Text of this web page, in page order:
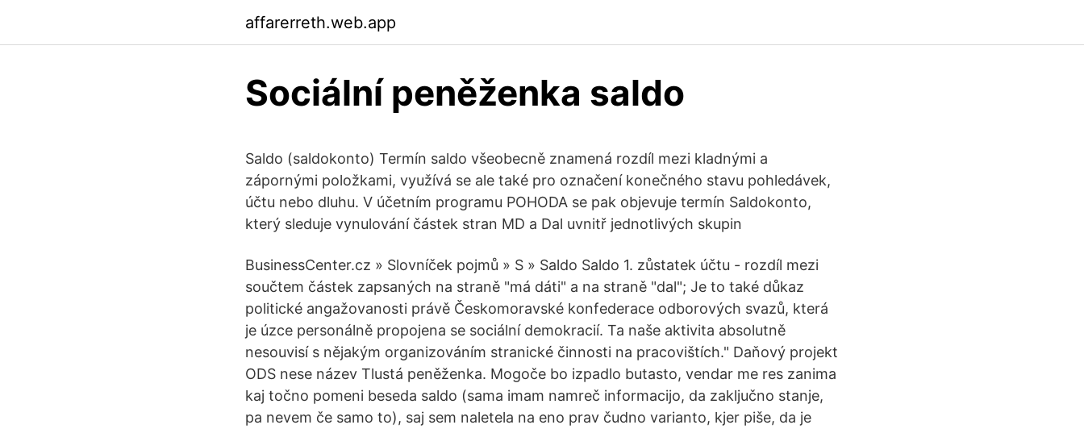
affarerreth.web.app
Sociální peněženka saldo
Saldo (saldokonto) Termín saldo všeobecně znamená rozdíl mezi kladnými a
zápornými položkami, využívá se ale také pro označení konečného stavu pohledávek,
účtu nebo dluhu. V účetním programu POHODA se pak objevuje termín Saldokonto,
který sleduje vynulování částek stran MD a Dal uvnitř jednotlivých skupin
BusinessCenter.cz » Slovníček pojmů » S » Saldo Saldo 1. zůstatek účtu - rozdíl mezi
součtem částek zapsaných na straně "má dáti" a na straně "dal"; Je to také důkaz
politické angažovanosti právě Českomoravské konfederace odborových svazů, která
je úzce personálně propojena se sociální demokracií. Ta naše aktivita absolutně
nesouvisí s nějakým organizováním stranické činnosti na pracovištích." Daňový projekt
ODS nese název Tlustá peněženka. Mogoče bo izpadlo butasto, vendar me res zanima
kaj točno pomeni beseda saldo (sama imam namreč informacijo, da zaključno stanje,
pa nevem če samo to), saj sem naletela na eno prav čudno varianto, kjer piše, da je